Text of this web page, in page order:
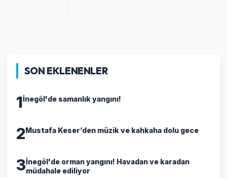
SON EKLENENLER
1İnegöl'de samanlık yangını!
2Mustafa Keser’den müzik ve kahkaha dolu gece
3İnegöl'de orman yangını! Havadan ve karadan
müdahale ediliyor